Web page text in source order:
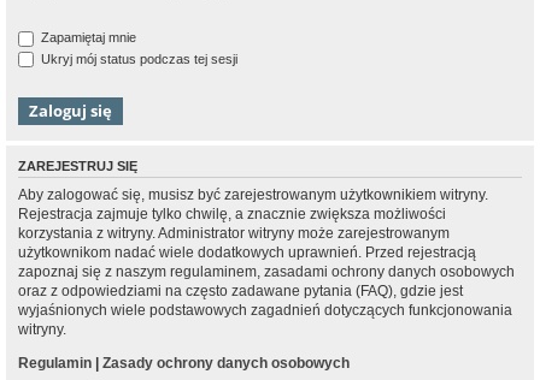
Zapamiętaj mnie
Ukryj mój status podczas tej sesji
ZAREJESTRUJ SIĘ
Aby zalogować się, musisz być zarejestrowanym użytkownikiem witryny.
Rejestracja zajmuje tylko chwilę, a znacznie zwiększa możliwości
korzystania z witryny. Administrator witryny może zarejestrowanym
użytkownikom nadać wiele dodatkowych uprawnień. Przed rejestracją
zapoznaj się z naszym regulaminem, zasadami ochrony danych osobowych
oraz z odpowiedziami na często zadawane pytania (FAQ), gdzie jest
wyjaśnionych wiele podstawowych zagadnień dotyczących funkcjonowania
witryny.
Regulamin | Zasady ochrony danych osobowych